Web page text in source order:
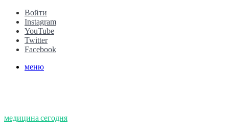
Войти
Instagram
YouTube
Twitter
Facebook
меню
медицина сегодня